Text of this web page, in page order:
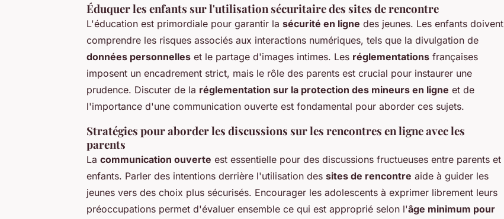
Éduquer les enfants sur l'utilisation sécuritaire des sites de rencontre
L'éducation est primordiale pour garantir la sécurité en ligne des jeunes. Les enfants doivent
comprendre les risques associés aux interactions numériques, tels que la divulgation de
données personnelles et le partage d'images intimes. Les réglementations françaises
imposent un encadrement strict, mais le rôle des parents est crucial pour instaurer une
prudence. Discuter de la réglementation sur la protection des mineurs en ligne et de
l'importance d'une communication ouverte est fondamental pour aborder ces sujets.
Stratégies pour aborder les discussions sur les rencontres en ligne avec les
parents
La communication ouverte est essentielle pour des discussions fructueuses entre parents et
enfants. Parler des intentions derrière l'utilisation des sites de rencontre aide à guider les
jeunes vers des choix plus sécurisés. Encourager les adolescents à exprimer librement leurs
préoccupations permet d'évaluer ensemble ce qui est approprié selon l'âge minimum pour